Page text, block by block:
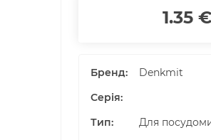
1.35 €
Бренд:
Denkmit
Серія:
Тип:
Для